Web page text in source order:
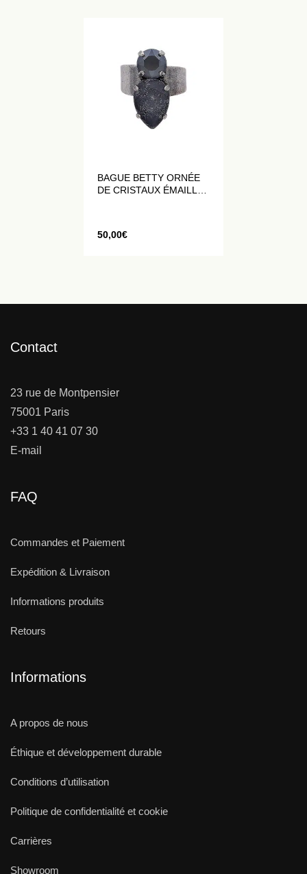
BAGUE BETTY ORNÉE
DE CRISTAUX ÉMAILLÉS
50,00€
Contact
23 rue de Montpensier
75001 Paris
+33 1 40 41 07 30
E-mail
FAQ
Commandes et Paiement
Expédition & Livraison
Informations produits
Retours
Informations
A propos de nous
Éthique et développement durable
Conditions d’utilisation
Politique de confidentialité et cookie
Carrières
Showroom